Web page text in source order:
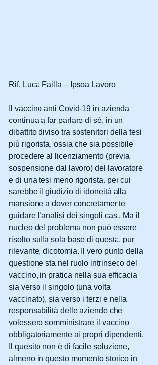
Rif. Luca Failla – Ipsoa Lavoro
Il vaccino anti Covid-19 in azienda
continua a far parlare di sé, in un
dibattito diviso tra sostenitori della tesi
più rigorista, ossia che sia possibile
procedere al licenziamento (previa
sospensione dal lavoro) del lavoratore
e di una tesi meno rigorista, per cui
sarebbe il giudizio di idoneità alla
mansione a dover concretamente
guidare l’analisi dei singoli casi. Ma il
nucleo del problema non può essere
risolto sulla sola base di questa, pur
rilevante, dicotomia. Il vero punto della
questione sta nel ruolo intrinseco del
vaccino, in pratica nella sua efficacia
sia verso il singolo (una volta
vaccinato), sia verso i terzi e nella
responsabilità delle aziende che
volessero somministrare il vaccino
obbligatoriamente ai propri dipendenti.
Il quesito non è di facile soluzione,
almeno in questo momento storico in